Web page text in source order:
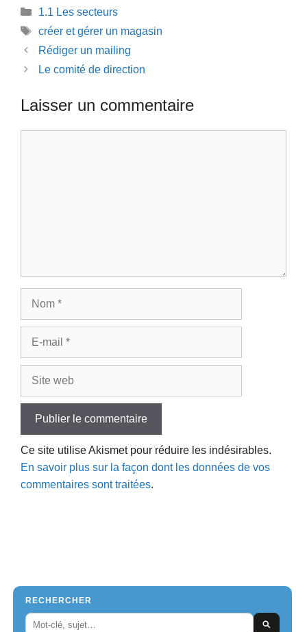
Catégories
1.1 Les secteurs
Étiquettes
créer et gérer un magasin
Rédiger un mailing
Le comité de direction
Laisser un commentaire
Ce site utilise Akismet pour réduire les indésirables.
En savoir plus sur la façon dont les données de vos
commentaires sont traitées.
RECHERCHER